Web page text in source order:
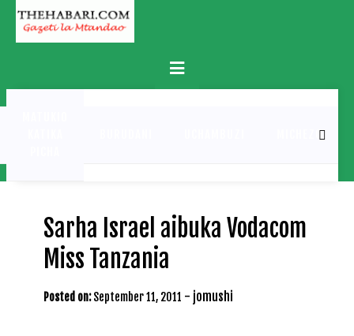
Skip
content
Primary
Menu
MICHEZO
Sarha Israel aibuka Vodacom
Miss Tanzania
Posted on: September 11, 2011 - jomushi